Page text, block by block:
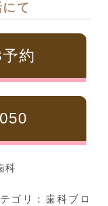
て
約
科
ゴリ： 歯科ブロ